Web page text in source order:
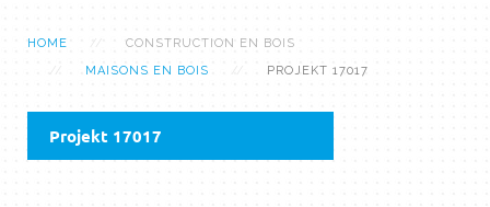
HOME
CONSTRUCTION EN BOIS
MAISONS EN BOIS
PROJEKT 17017
Projekt 17017